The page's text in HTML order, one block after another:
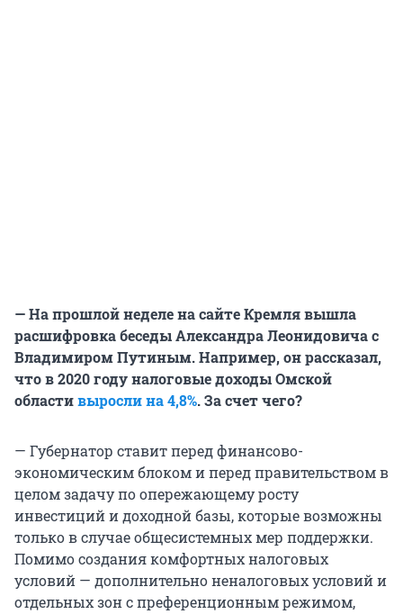
— На прошлой неделе на сайте Кремля вышла
расшифровка беседы Александра Леонидовича с
Владимиром Путиным. Например, он рассказал,
что в 2020 году налоговые доходы Омской
областивыросли на 4,8%. За счет чего?
— Губернатор ставит перед финансово-
экономическим блоком и перед правительством в
целом задачу по опережающему росту
инвестиций и доходной базы, которые возможны
только в случае общесистемных мер поддержки.
Помимо создания комфортных налоговых
условий — дополнительно неналоговых условий и
отдельных зон с преференционным режимом,